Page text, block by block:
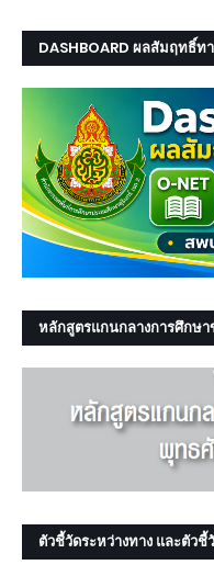
DASHBOARD ผลสัมฤทธิ์ท
หลักสูตรแกนกลางการศึกษ
ตัวชี้วัดระหว่างทาง และตัวชี้